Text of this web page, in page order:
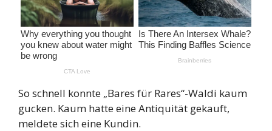
So schnell konnte „Bares für Rares“-Waldi kaum
gucken. Kaum hatte eine Antiquität gekauft,
meldete sich eine Kundin.